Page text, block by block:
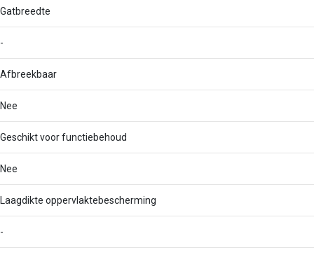
Gatbreedte
-
Afbreekbaar
Nee
Geschikt voor functiebehoud
Nee
Laagdikte oppervlaktebescherming
-